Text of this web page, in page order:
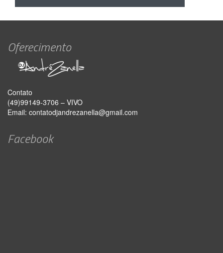
Oferecimento
Contato
(49)99149-3706 – VIVO
Email: contatodjandrezanella@gmail.com
Facebook